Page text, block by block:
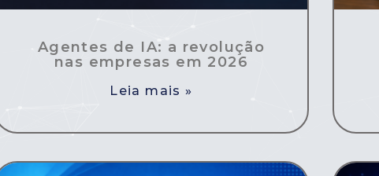
Agentes de IA: a revolução
nas empresas em 2026
Leia mais »